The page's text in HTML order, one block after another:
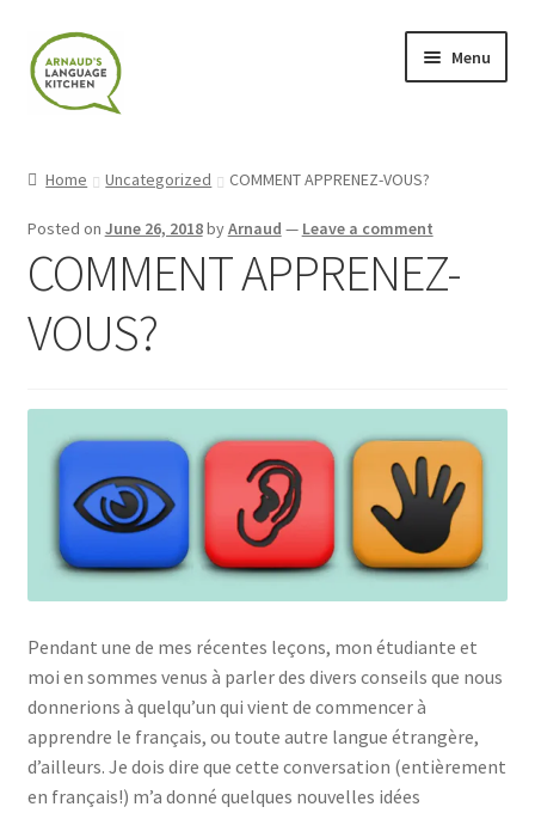
Skip
to
navigation
Skip
to
content
Menu
Blog
Cart
Contact
Contact Me
My Account
Privacy Policy
Privacy Tools
Home Uncategorized COMMENT APPRENEZ-VOUS?
Posted on June 26, 2018byArnaud — Leave a comment
COMMENT APPRENEZ-
VOUS?
Pendant une de mes récentes leçons, mon étudiante et
moi en sommes venus à parler des divers conseils que nous
donnerions à quelqu’un qui vient de commencer à
apprendre le français, ou toute autre langue étrangère,
d’ailleurs. Je dois dire que cette conversation (entièrement
en français!) m’a donné quelques nouvelles idées